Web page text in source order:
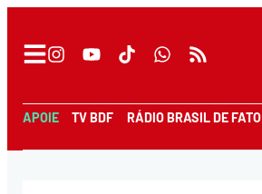
APOIE TV BDF RÁDIO BRASIL DE FATO